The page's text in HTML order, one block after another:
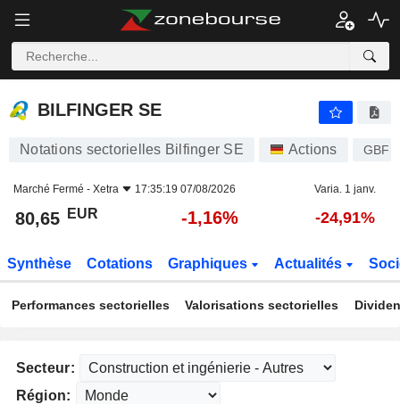
BILFINGER SE
BILFINGER SE
Notations sectorielles Bilfinger SE Actions GBF
Marché Fermé - Xetra 17:35:19 07/08/2026 Varia. 1 janv.
80,65 EUR -1,16% -24,91%
Synthèse Cotations Graphiques Actualités
Performances sectorielles Valorisations sectorielles
Secteur:
Région: